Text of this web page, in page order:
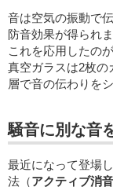
音は空気の振動で
防音効果が得られま
これを応用したのが
真空ガラスは2枚の
層で音の伝わりを
騒音に別な音
最近になって登場
法（アクティブ消音